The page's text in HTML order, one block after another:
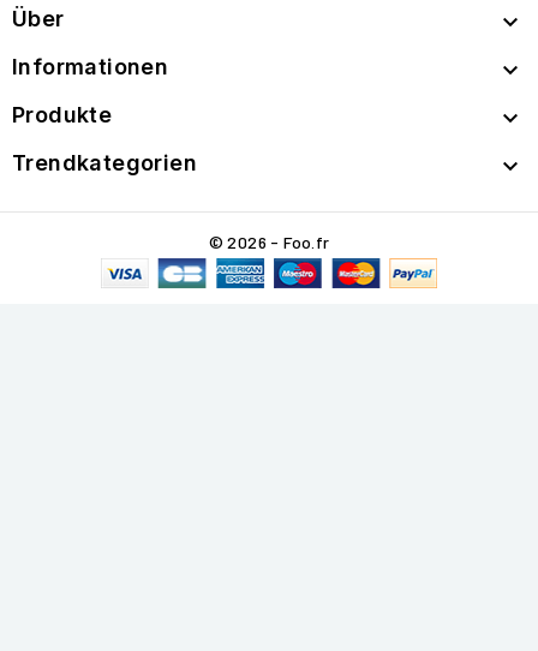
Über 
Informationen 
Produkte 
Trendkategorien 
© 2026 - Foo.fr